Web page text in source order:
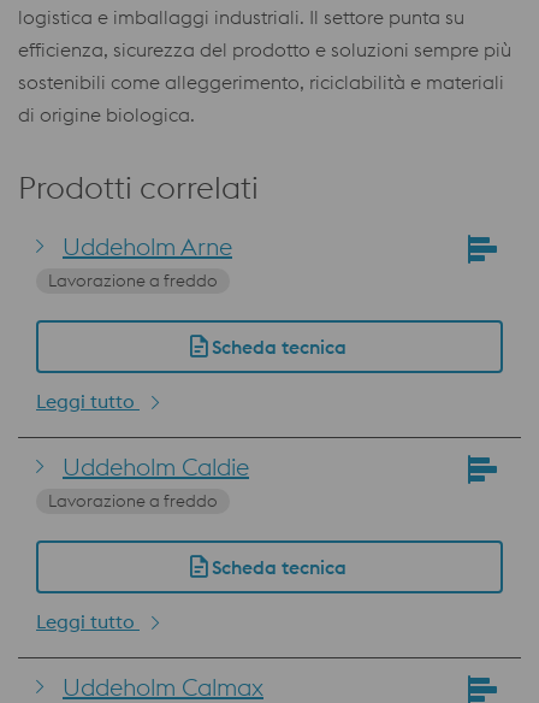
logistica e imballaggi industriali. Il settore punta su
efficienza, sicurezza del prodotto e soluzioni sempre più
sostenibili come alleggerimento, riciclabilità e materiali
di origine biologica.
Prodotti correlati
Uddeholm Arne
Lavorazione a freddo
Scheda tecnica
Leggi tutto
Uddeholm Caldie
Lavorazione a freddo
Scheda tecnica
Leggi tutto
Uddeholm Calmax